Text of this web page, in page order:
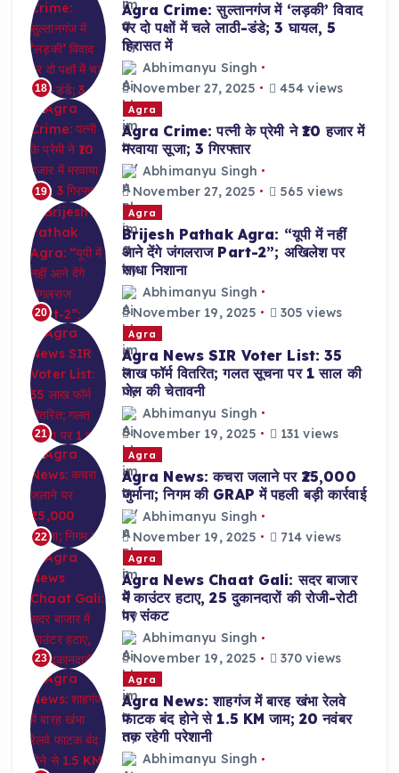
18
Agra Crime: सुल्तानगंज में ‘लड़की’ विवाद
पर दो पक्षों में चले लाठी-डंडे; 3 घायल, 5
हिरासत में
Abhimanyu Singh
November 27, 2025
454 views
19
Agra
Agra Crime: पत्नी के प्रेमी ने ₹10 हजार में
मरवाया सूजा; 3 गिरफ्तार
Abhimanyu Singh
November 27, 2025
565 views
20
Agra
Brijesh Pathak Agra: “यूपी में नहीं
आने देंगे जंगलराज Part-2”; अखिलेश पर
साधा निशाना
Abhimanyu Singh
November 19, 2025
305 views
21
Agra
Agra News SIR Voter List: 35
लाख फॉर्म वितरित; गलत सूचना पर 1 साल की
जेल की चेतावनी
Abhimanyu Singh
November 19, 2025
131 views
22
Agra
Agra News: कचरा जलाने पर ₹25,000
जुर्माना; निगम की GRAP में पहली बड़ी कार्रवाई
Abhimanyu Singh
November 19, 2025
714 views
23
Agra
Agra News Chaat Gali: सदर बाजार
में काउंटर हटाए, 25 दुकानदारों की रोजी-रोटी
पर संकट
Abhimanyu Singh
November 19, 2025
370 views
Agra
Agra News: शाहगंज में बारह खंभा रेलवे
फाटक बंद होने से 1.5 KM जाम; 20 नवंबर
तक रहेगी परेशानी
Abhimanyu Singh